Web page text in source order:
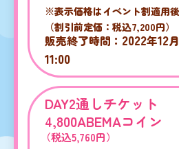
※表示価格はイベント割適用
（割引前定価：税込7,200円）
販売終了時間： 2022年12月
11:00
DAY2通しチケット
4,800ABEMAコイン
（税込5,760円）